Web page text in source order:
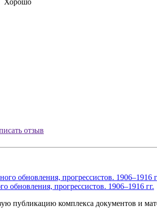
Хорошо
отзыв
обновления, прогрессистов. 1906–1916 гг.
публикацию комплекса документов и